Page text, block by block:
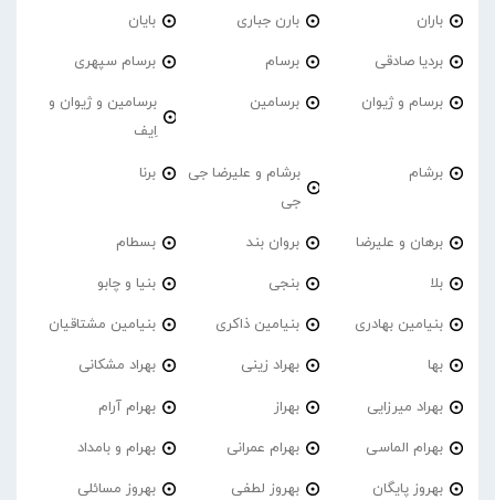
باران بارن جباری بایان
بردیا صادقی برسام برسام سپهری
برسام و ژیوان برسامین
برسامین و ژیوان و
اِیف
برشام
برشام و علیرضا جی
جی
برنا
برهان و علیرضا بروان بند بسطام
بلا بنجی بنیا و چابو
بنیامین بهادری بنیامین ذاکری بنیامین مشتاقیان
بها بهراد زینی بهراد مشکانی
بهراد میرزایی بهراز بهرام آرام
بهرام الماسی بهرام عمرانی بهرام و بامداد
بهروز پایگان بهروز لطفی بهروز مسائلی